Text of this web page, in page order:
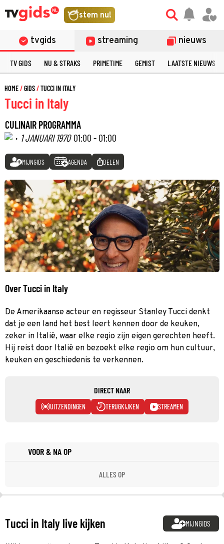
stem nu!
tvgids streaming nieuws
TV GIDS NU & STRAKS PRIMETIME GEMIST LAATSTE NIEUWS
HOME GIDS TUCCI IN ITALY
Tucci in Italy
CULINAIR PROGRAMMA
· 1 JANUARI 1970 01:00 - 01:00
MIJNGIDS AGENDA DELEN
©
Over Tucci in Italy
De Amerikaanse acteur en regisseur Stanley Tucci denkt
dat je een land het best leert kennen door de keuken,
zeker in Italië, waar elke regio zijn eigen gerechten heeft.
Hij reist door Italië en bezoekt elke regio om hun cultuur,
keuken en geschiedenis te verkennen.
DIRECT NAAR
UITZENDINGEN TERUGKIJKEN STREAMEN
VOOR & NA OP
ALLES OP
Tucci in Italy live kijken MIJNGIDS